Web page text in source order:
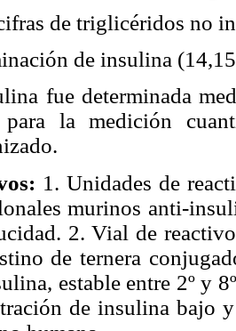
de triglicéridos no
de insulina
fue determinada
la medición
1. Unidades de
murinos anti-
2. Vial de
de ternera
estable entre 2º y
de insulina bajo